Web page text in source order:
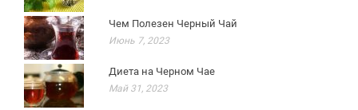
Чем Полезен Черный Чай
Июнь 7, 2023
Диета на Черном Чае
Май 31, 2023